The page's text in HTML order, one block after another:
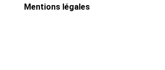
Mentions légales